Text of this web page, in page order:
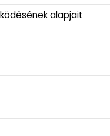
alapjait